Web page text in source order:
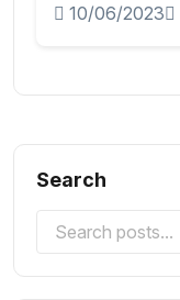
Search
10/06/2023